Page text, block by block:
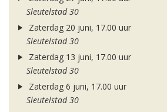
Sleutelstad 30
Zaterdag 20 juni, 17.00 uur
Sleutelstad 30
Zaterdag 13 juni, 17.00 uur
Sleutelstad 30
Zaterdag 6 juni, 17.00 uur
Sleutelstad 30